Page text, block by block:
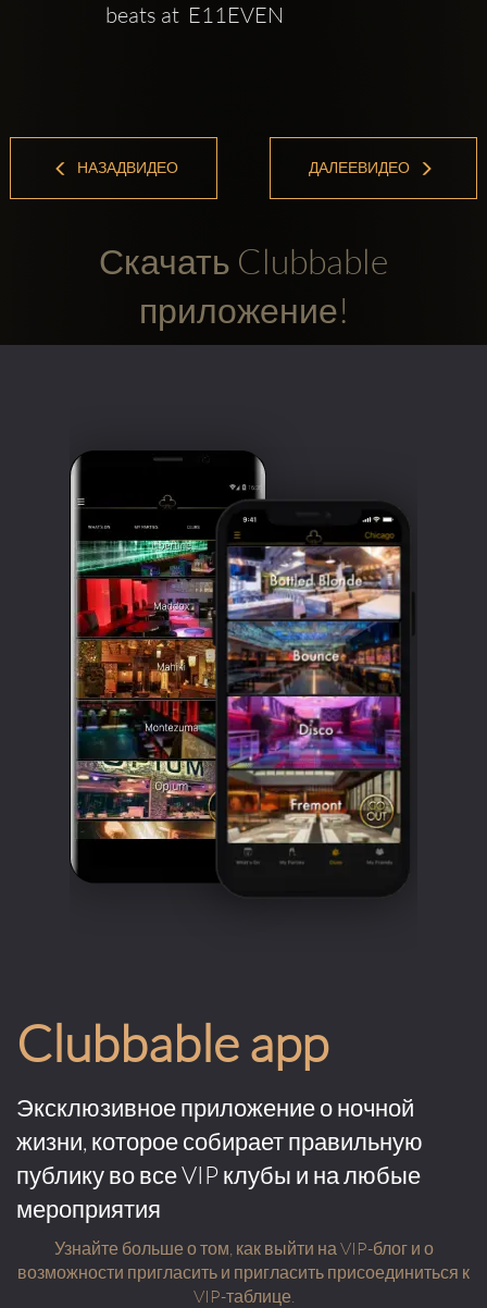
beats at  E11EVEN
НАЗАДВИДЕО ДАЛЕЕВИДЕО
Скачать Clubbable
приложение!
Clubbable app
Эксклюзивное приложение о ночной
жизни, которое собирает правильную
публику во все VIP клубы и на любые
мероприятия
Узнайте больше о том, как выйти на VIP-блог и о
возможности пригласить и пригласить присоединиться к
VIP-таблице.